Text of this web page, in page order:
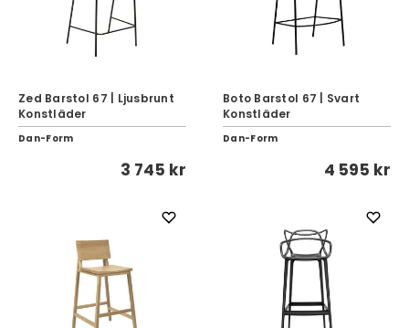
Zed Barstol 67 | Ljusbrunt
Konstläder
Dan-Form
3 745 kr
Boto Barstol 67 | Svart
Konstläder
Dan-Form
4 595 kr